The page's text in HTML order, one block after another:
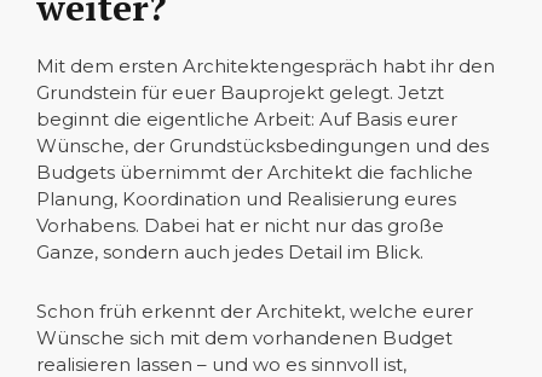
Mit dem ersten Architektengespräch habt ihr den
Grundstein für euer Bauprojekt gelegt. Jetzt
beginnt die eigentliche Arbeit: Auf Basis eurer
Wünsche, der Grundstücksbedingungen und des
Budgets übernimmt der Architekt die fachliche
Planung, Koordination und Realisierung eures
Vorhabens. Dabei hat er nicht nur das große
Ganze, sondern auch jedes Detail im Blick.
Schon früh erkennt der Architekt, welche eurer
Wünsche sich mit dem vorhandenen Budget
realisieren lassen – und wo es sinnvoll ist,